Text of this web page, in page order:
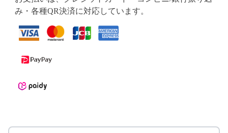
み・各種QR決済に対応しています。